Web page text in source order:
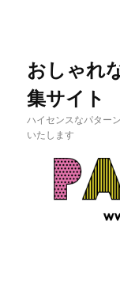
おしゃれ
集サイト
ハイセンスなパター
いたします